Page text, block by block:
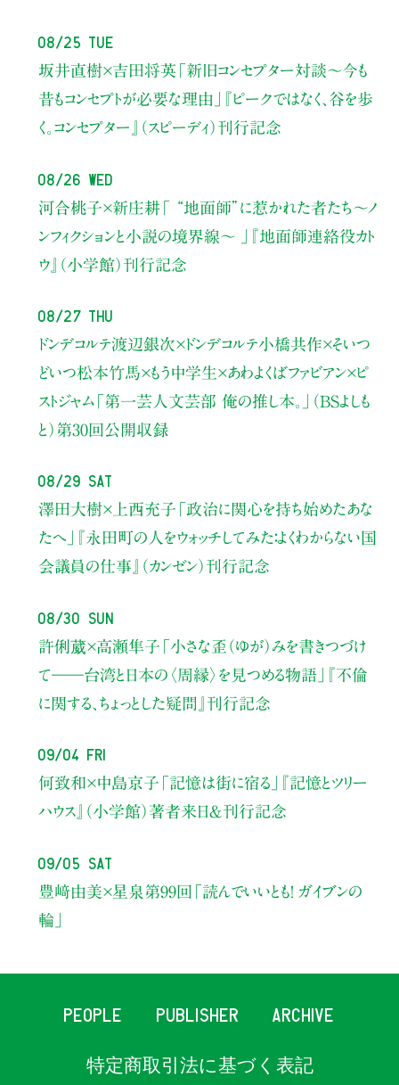
08/25 Tue
坂井直樹×吉田将英「新旧コンセプター対談～今も
昔もコンセプトが必要な理由」
『ピークではなく、谷を歩
く。コンセプター』（スピーディ）刊行記念
08/26 Wed
河合桃子×新庄耕「 “地面師”に惹かれた者たち〜ノ
ンフィクションと小説の境界線〜 」
『地面師連絡役カト
ウ』（小学館）刊行記念
08/27 Thu
ドンデコルテ渡辺銀次×ドンデコルテ小橋共作×そいつ
どいつ松本竹馬×もう中学生×あわよくばファビアン×ピ
ストジャム「第一芸人文芸部 俺の推し本。」（BSよしも
と） 第30回公開収録
08/29 Sat
澤田大樹×上西充子 「政治に関心を持ち始めたあな
たへ」
『永田町の人をウォッチしてみた：よくわからない国
会議員の仕事』（カンゼン）刊行記念
08/30 Sun
許俐葳×高瀬隼子 「小さな歪（ゆが）みを書きつづけ
て――台湾と日本の〈周縁〉を見つめる物語」
『不倫
に関する、ちょっとした疑問』刊行記念
09/04 Fri
何致和×中島京子 「記憶は街に宿る」
『記憶とツリー
ハウス』（小学館）著者来日＆刊行記念
09/05 Sat
豊﨑由美×星泉 第99回「読んでいいとも！ ガイブンの
輪」
PEOPLE PUBLISHER ARCHIVE
特定商取引法に基づく表記